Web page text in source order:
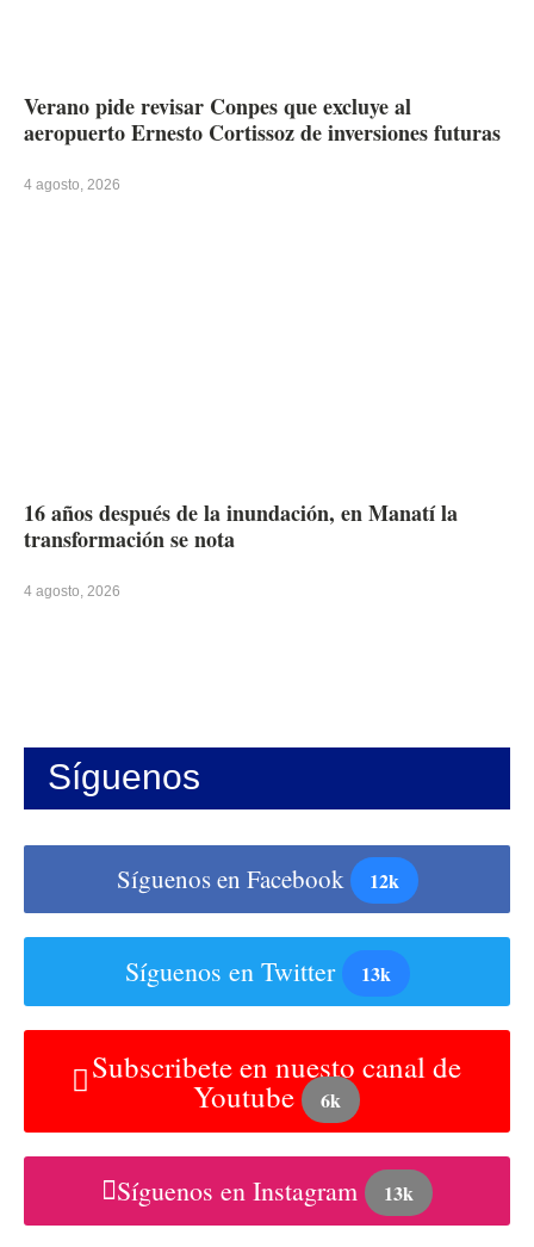
Verano pide revisar Conpes que excluye al
aeropuerto Ernesto Cortissoz de inversiones futuras
4 agosto, 2026
16 años después de la inundación, en Manatí la
transformación se nota
4 agosto, 2026
Síguenos
Síguenos en Facebook 12k
Síguenos en Twitter 13k
Subscribete en nuesto canal de
Youtube 6k
Síguenos en Instagram 13k